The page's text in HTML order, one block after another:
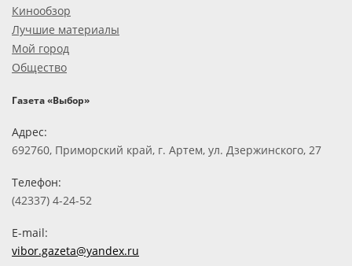
Кинообзор
Лучшие материалы
Мой город
Общество
Газета «Выбор»
Адрес:
692760, Приморский край, г. Артем, ул. Дзержинского, 27
Телефон:
(42337) 4-24-52
E-mail:
vibor.gazeta@yandex.ru